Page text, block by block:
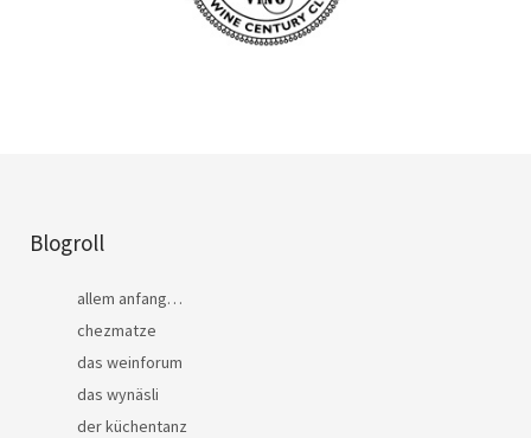
Blogroll
allem anfang…
chezmatze
das weinforum
das wynäsli
der küchentanz